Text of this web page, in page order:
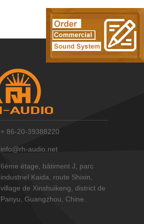
+ 86-20-39388220
info@rh-audio.net
6ème étage, bâtiment J, parc
industriel Kaida, route Shixin,
village de Xinshuikeng, district de
Panyu, Guangzhou, Chine.